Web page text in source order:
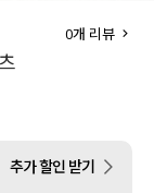
0개 리뷰
추가 할인 받기